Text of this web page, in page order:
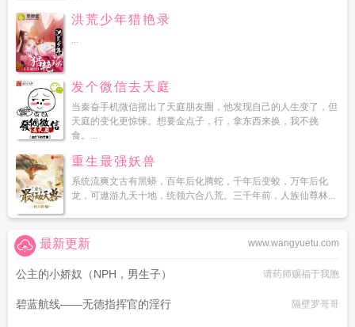
洪荒少年猎艳录
...
发个微信去天庭
当秦奋手机微信摇出了天庭朋友圈，他发现自己的人生变了，但
天庭的变化更惊悚。想要金点子，行，拿东西来换，我不挑
食。...
重生最强妖兽
系统流爽文古有黑蟒，百年后化腾蛇，千年后变蛟，万年后化
龙，可遨游九天十地，统领六合八荒。三千年前，人族仙尊林...
www.wangyuetu.com
最新更新
公主的小娇奴（NPH，男生子） 请药师赐福于我胞
碧蓝航线——无德指挥官的淫行 隔壁罗哥哥